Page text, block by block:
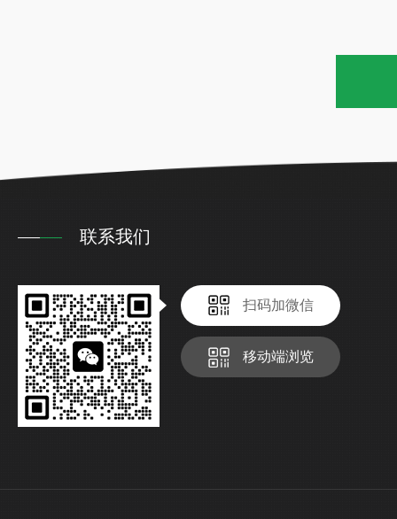
联系我们
扫码加微信
移动端浏览